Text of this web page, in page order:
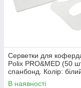
Серветки для
Polix PRO&MED (50
спанбонд. Колір:
В наявності